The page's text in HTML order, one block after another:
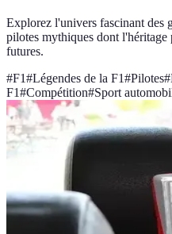
Explorez l'univers fascinant des
pilotes mythiques dont l'héritage
futures.
#F1#Légendes de la F1#Pilotes#
F1#Compétition#Sport